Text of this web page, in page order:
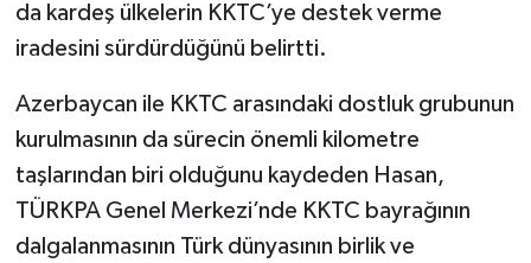
da kardeş ülkelerin KKTC’ye destek verme
iradesini sürdürdüğünü belirtti.
Azerbaycan ile KKTC arasındaki dostluk grubunun
kurulmasının da sürecin önemli kilometre
taşlarından biri olduğunu kaydeden Hasan,
TÜRKPA Genel Merkezi’nde KKTC bayrağının
dalgalanmasının Türk dünyasının birlik ve